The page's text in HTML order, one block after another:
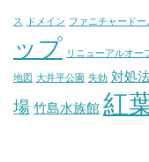
ス ドメイン ファニチャードー
ップ リニューアルオー
地図 大井平公園 失効 対処
場 竹島水族館 紅